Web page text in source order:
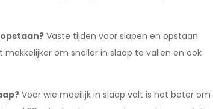
Vaste tijden voor slapen en opstaan
om sneller in slaap te vallen en ook
Voor wie moeilijk in slaap valt is het beter om